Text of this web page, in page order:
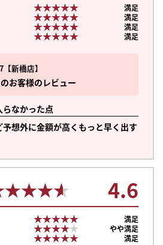
新橋店
のお客様のレビュー
なかった点
想外に金額が高くもっと早く出す
★★★★★
★★★★★
満足
★★★★★
★★★★★
満足
★★★★★
★★★★★
満足
★★★★★
★★★★★ 満足
4.6
★★★★★
★★★★★
満足
★★★★★
★★★★★
やや満足
★★★★★
★★★★★ 満足